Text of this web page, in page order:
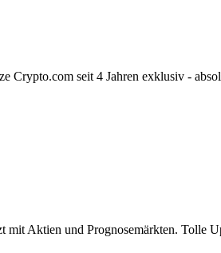
Crypto.com seit 4 Jahren exklusiv -
Aktien und Prognosemärkten. Tolle